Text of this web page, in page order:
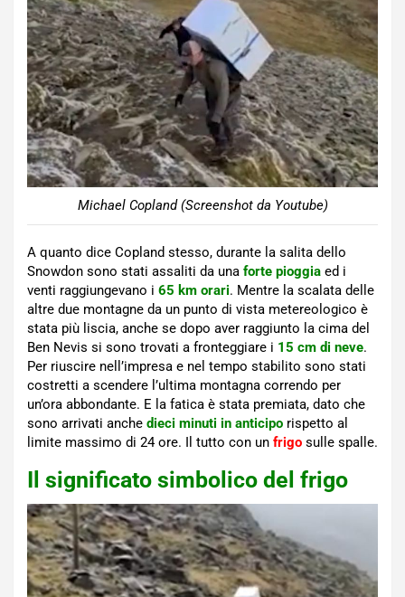
Michael Copland (Screenshot da Youtube)
A quanto dice Copland stesso, durante la salita dello
Snowdon sono stati assaliti da una forte pioggia ed i
venti raggiungevano i 65 km orari. Mentre la scalata delle
altre due montagne da un punto di vista metereologico è
stata più liscia, anche se dopo aver raggiunto la cima del
Ben Nevis si sono trovati a fronteggiare i 15 cm di neve.
Per riuscire nell’impresa e nel tempo stabilito sono stati
costretti a scendere l’ultima montagna correndo per
un’ora abbondante. E la fatica è stata premiata, dato che
sono arrivati anche dieci minuti in anticipo rispetto al
limite massimo di 24 ore. Il tutto con un frigo sulle spalle.
Il significato simbolico del frigo